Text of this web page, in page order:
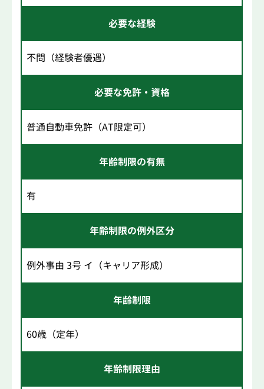
必要な経験
不問（経験者優遇）
必要な免許・資格
普通自動車免許（AT限定可）
年齢制限の有無
有
年齢制限の例外区分
例外事由 3号 イ（キャリア形成）
年齢制限
60歳（定年）
年齢制限理由